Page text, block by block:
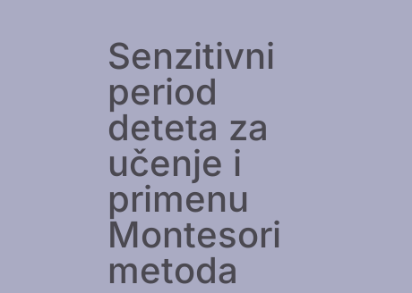
Senzitivni
period
deteta za
učenje i
primenu
Montesori
metoda